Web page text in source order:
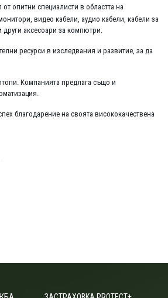
опитни специалисти в областта на
видео кабели, аудио кабели, кабели за
други аксесоари за компютри.
ресурси в изследвания и развитие, за да
Компанията предлага също и
благодарение на своята висококачествена